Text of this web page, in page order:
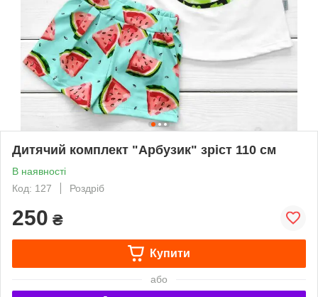
Дитячий комплект "Арбузик" зріст 110 см
В наявності
Код: 127
Роздріб
250 ₴
Купити
або